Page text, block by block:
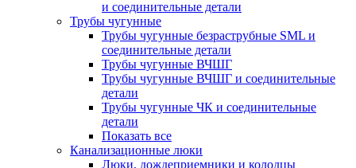
и соединительные детали
Трубы чугунные
Трубы чугунные безраструбные SML и
соединительные детали
Трубы чугунные ВЧШГ
Трубы чугунные ВЧШГ и соединительные
детали
Трубы чугунные ЧК и соединительные
детали
Показать все
Канализационные люки
Люки, дождеприемники и колодцы